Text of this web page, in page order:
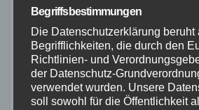
Direkt Adresse des Oldie-Kart-
https://oldiecup.amc-waltrop.de/
Ehrentafel ab 1997:
Ehrentafel Kart Slalom Oldie-Kart-Cup
Begriffsbestimmungen
Die Datenschutzerklärung beruht
Begrifflichkeiten, die durch den
Richtlinien- und
der Datenschutz-
verwendet wurden. Unsere
soll sowohl für die Öffentlichkeit